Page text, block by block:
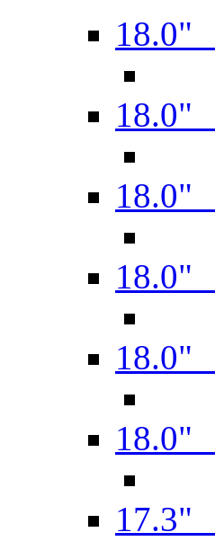
18.0"
18.0"
18.0"
18.0"
18.0"
18.0"
17.3"